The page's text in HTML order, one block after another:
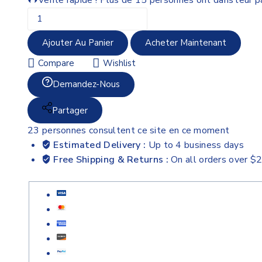
Ajouter Au Panier
Acheter Maintenant
Compare
Wishlist
Demandez-Nous
Partager
23 personnes consultent ce site en ce moment
Estimated Delivery : Up to 4 business days
Free Shipping & Returns :On all orders over